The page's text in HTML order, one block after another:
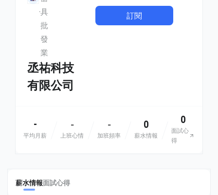
具
批
發
業
丞祐科技
有限公司
訂閱
-
平均月薪
-
上班心情
-
加班頻率
0
薪水情報
0
面試心
得
薪水情報面試心得